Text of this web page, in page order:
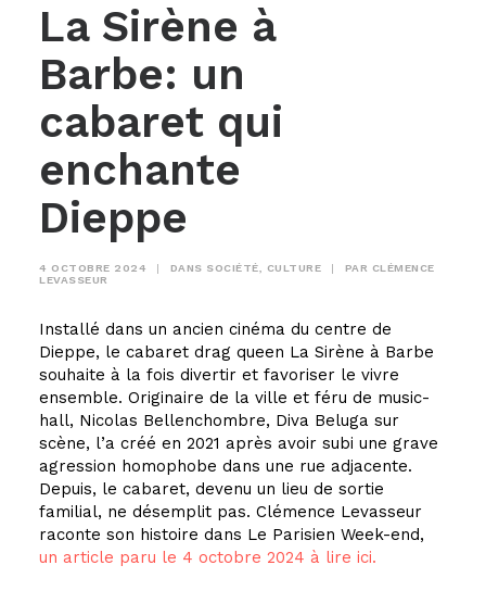
La Sirène à
Barbe: un
cabaret qui
enchante
Dieppe
4 OCTOBRE 2024 | DANS SOCIÉTÉ CULTURE | PAR CLÉMENCE
LEVASSEUR
Installé dans un ancien cinéma du centre de
Dieppe, le cabaret drag queen La Sirène à Barbe
souhaite à la fois divertir et favoriser le vivre
ensemble. Originaire de la ville et féru de music-
hall, Nicolas Bellenchombre, Diva Beluga sur
scène, l’a créé en 2021 après avoir subi une grave
agression homophobe dans une rue adjacente.
Depuis, le cabaret, devenu un lieu de sortie
familial, ne désemplit pas. Clémence Levasseur
raconte son histoire dans Le Parisien Week-end,
un article paru le 4 octobre 2024 à lire ici.